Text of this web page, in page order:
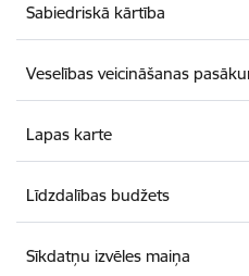
Sabiedriskā kārtība
Veselības veicināšanas
Lapas karte
Līdzdalības budžets
Sīkdatņu izvēles maiņa